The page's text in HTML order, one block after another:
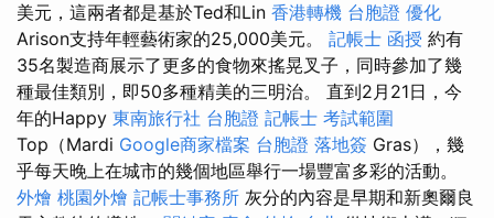
美元，這兩者都是基於Ted和Lin 香港轉機 台胞證 優化
Arison支持年輕藝術家的25,000美元。 記帳士 函授 約有
35名製造商展示了更多的食物來搖晃叉子，同時參加了幾
種最佳類別，即50多種精美的三明治。 直到2月21日，今
年的Happy 東南旅行社 台胞證 記帳士 考試範圍
Top（Mardi Google商家檔案 台胞證 落地簽 Gras），幾
乎每天晚上在城市的幾個地區舉行一場豐富多彩的活動。
外燴 桃園外燴 記帳士事務所 灰分的內容是早期和新奧爾良